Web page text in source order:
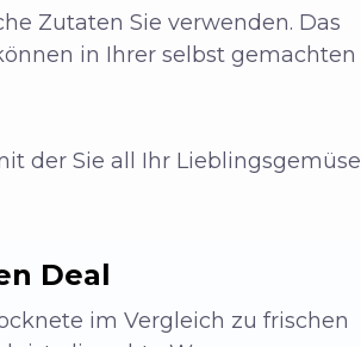
Zutaten Sie verwenden. Das
in Ihrer selbst gemachten
der Sie all Ihr Lieblingsgemüse
Deal
im Vergleich zu frischen